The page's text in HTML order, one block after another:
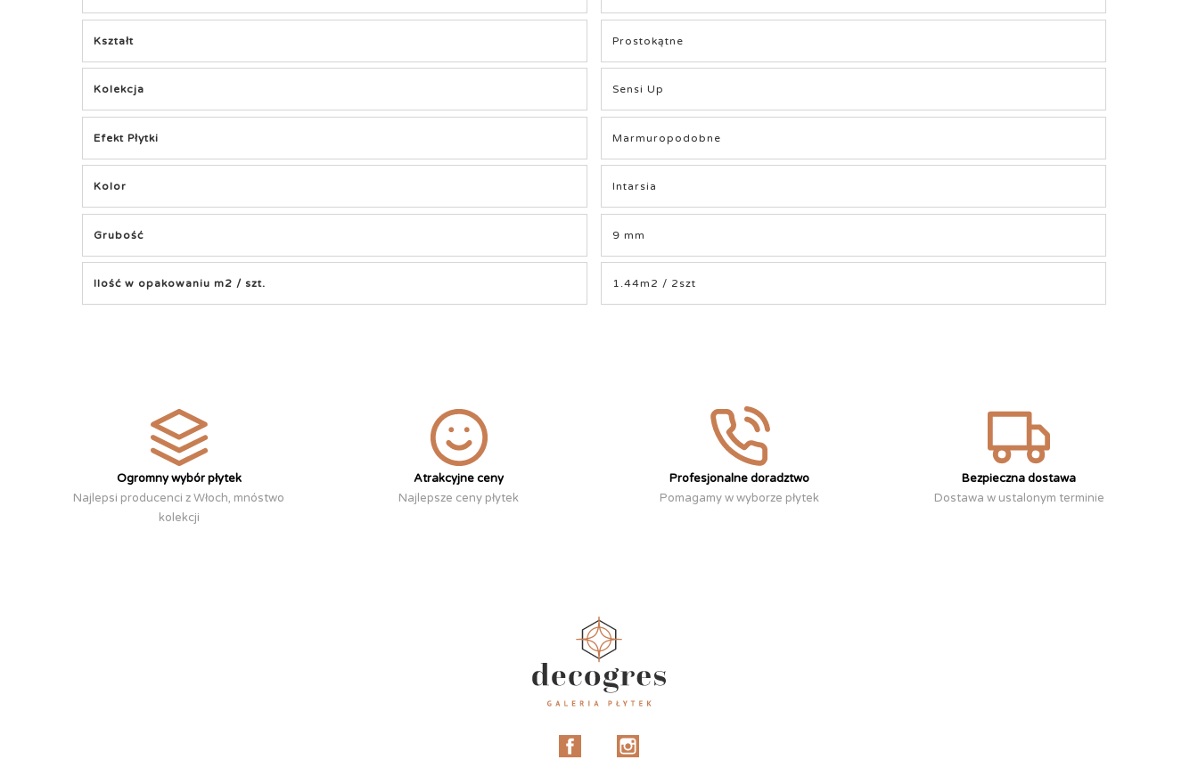
Kształt Prostokątne
Kolekcja Sensi Up
Efekt Płytki Marmuropodobne
Kolor Intarsia
Grubość 9 mm
Ilość w opakowaniu m2 / szt. 1.44m2 / 2szt
Ogromny wybór płytek
Najlepsi producenci z Włoch, mnóstwo
kolekcji
Atrakcyjne ceny
Najlepsze ceny płytek
Profesjonalne doradztwo
Pomagamy w wyborze płytek
Bezpieczna dostawa
Dostawa w ustalonym terminie
Facebook